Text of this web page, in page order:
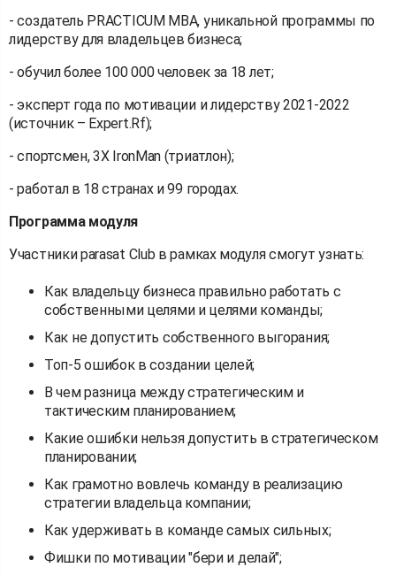
- создатель PRACTICUM MBA, уникальной программы по
лидерству для владельцев бизнеса;
- обучил более 100 000 человек за 18 лет;
- эксперт года по мотивации и лидерству 2021-2022
(источник – Expert.Rf);
- спортсмен, 3X IronMan (триатлон);
- работал в 18 странах и 99 городах.
Программа модуля
Участники parasat Club в рамках модуля смогут узнать:
Как владельцу бизнеса правильно работать с
собственными целями и целями команды;
Как не допустить собственного выгорания;
Топ-5 ошибок в создании целей;
В чем разница между стратегическим и
тактическим планированием;
Какие ошибки нельзя допустить в стратегическом
планировании;
Как грамотно вовлечь команду в реализацию
стратегии владельца компании;
Как удерживать в команде самых сильных;
Фишки по мотивации "бери и делай";